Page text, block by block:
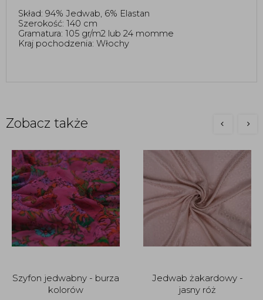
Skład: 94% Jedwab, 6% Elastan
Szerokość: 140 cm
Gramatura: 105 gr/m2 lub 24 momme
Kraj pochodzenia: Włochy
Zobacz także
Szyfon jedwabny - burza
kolorów
Jedwab żakardowy -
jasny róż